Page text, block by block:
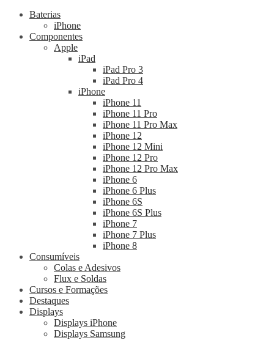
Baterias
iPhone
Componentes
Apple
iPad
iPad Pro 3
iPad Pro 4
iPhone
iPhone 11
iPhone 11 Pro
iPhone 11 Pro Max
iPhone 12
iPhone 12 Mini
iPhone 12 Pro
iPhone 12 Pro Max
iPhone 6
iPhone 6 Plus
iPhone 6S
iPhone 6S Plus
iPhone 7
iPhone 7 Plus
iPhone 8
Consumíveis
Colas e Adesivos
Flux e Soldas
Cursos e Formações
Destaques
Displays
Displays iPhone
Displays Samsung